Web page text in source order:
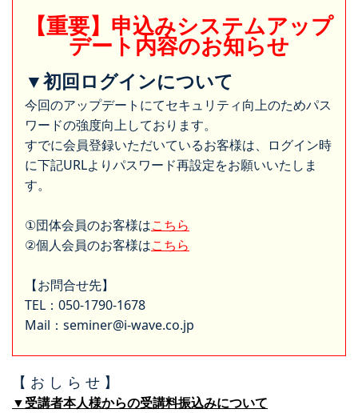
【重要】申込みシステムアップ
デート内容のお知らせ
▼初回ログインについて
今回のアップデートにてセキュリティ向上のためパス
ワードの強度向上しております。
すでに会員登録いただいているお客様は、ログイン時
に下記URLよりパスワード再設定をお願いいたしま
す。
①団体会員のお客様はこちら
②個人会員のお客様はこちら
【お問合せ先】
TEL：050-1790-1678
Mail：seminer@i-wave.co.jp
【 お し ら せ 】
▼受講者本人様からの受講料振込みについて